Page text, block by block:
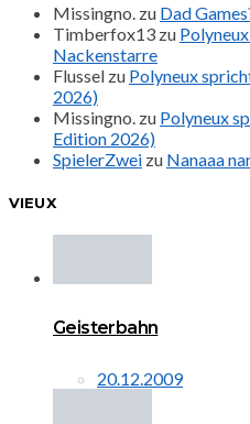
Missingno. zu Dad
Timberfox13 zu
Nackenstarre
Flussel zu Polyneux
2026)
Missingno. zu Polyneux
Edition 2026)
SpielerZwei zu Nanaaa
VIEUX
Geisterbahn
20.12.2009